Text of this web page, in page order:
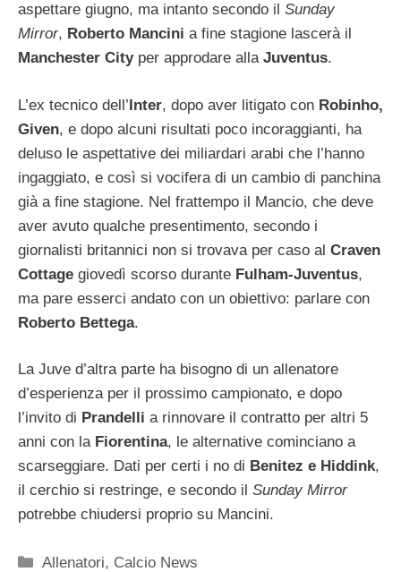
aspettare giugno, ma intanto secondo il Sunday
Mirror, Roberto Mancini a fine stagione lascerà il
Manchester Cityper approdare alla Juventus.
L’ex tecnico dell’Inter, dopo aver litigato con Robinho,
Given, e dopo alcuni risultati poco incoraggianti, ha
deluso le aspettative dei miliardari arabi che l’hanno
ingaggiato, e così si vocifera di un cambio di panchina
già a fine stagione. Nel frattempo il Mancio, che deve
aver avuto qualche presentimento, secondo i
giornalisti britannici non si trovava per caso al Craven
Cottage giovedì scorso durante Fulham-Juventus,
ma pare esserci andato con un obiettivo: parlare con
Roberto Bettega.
La Juve d’altra parte ha bisogno di un allenatore
d’esperienza per il prossimo campionato, e dopo
l’invito di Prandelli a rinnovare il contratto per altri 5
anni con la Fiorentina, le alternative cominciano a
scarseggiare. Dati per certi i no di Benitez e Hiddink,
il cerchio si restringe, e secondo il Sunday Mirror
potrebbe chiudersi proprio su Mancini.
Categorie
Allenatori, Calcio News